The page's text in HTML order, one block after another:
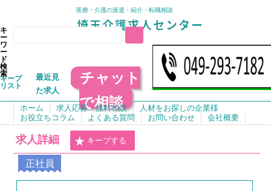
医療・介護の派遣・紹介・転職相談
キ
ー
ワ
ー
ド
検
索
キープ
リスト
最近見
た求人
チャット
で相談
ホーム 求人応募・無料相談
人材をお探しの企業様
お役立ちコラム
よくある質問 お問い合わせ 会社概要
求人詳細 キープする
正社員